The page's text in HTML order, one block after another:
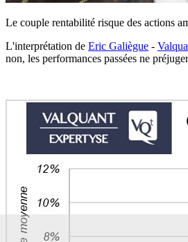
Le couple rentabilité risque des actions
L'interprétation de Eric Galiègue -
non, les performances passées ne